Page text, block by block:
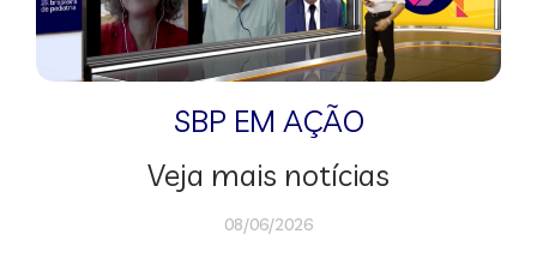
SBP EM AÇÃO
Veja mais notícias
08/06/2026